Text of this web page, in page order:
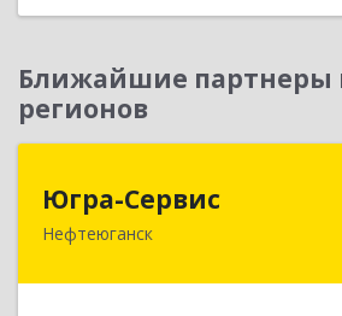
Ближайшие партнеры
регионов
Югра-Сервис
Нефтеюганск
628303, Ханты-Мансийский